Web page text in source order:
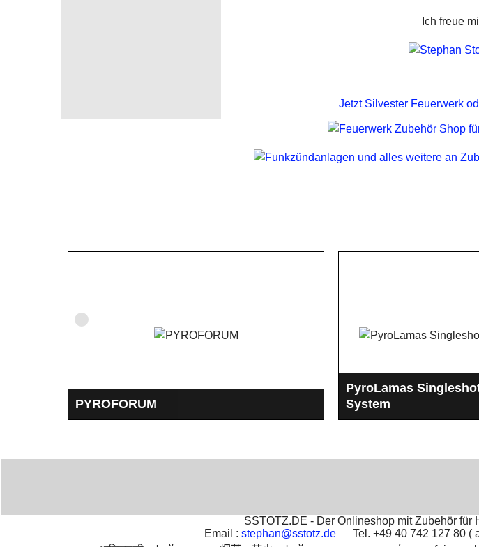
Ich freue
Jetzt Silvester Feuerwerk
PYROFORUM
PyroLamas
System
SSTOTZ.DE - Der Onlineshop mit Zubehör
Email : stephan@sstotz.de Tel. +49 40 742 127 80 (